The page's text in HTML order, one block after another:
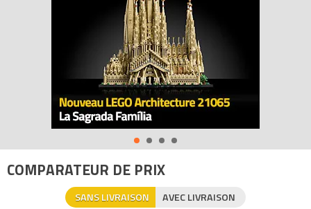
COMPARATEUR DE PRIX
SANS LIVRAISON AVEC LIVRAISON